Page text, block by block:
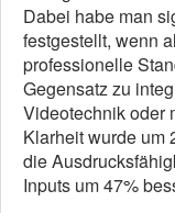
Dabei habe man
festgestellt, wenn
professionelle
Gegensatz zu
Videotechnik oder
Klarheit wurde um
die
Inputs um 47%